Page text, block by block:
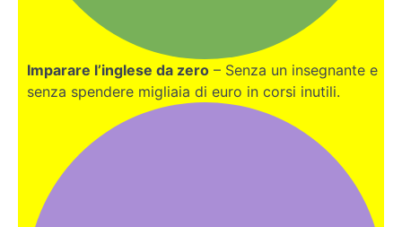
Imparare l’inglese da zero – Senza un insegnante e
senza spendere migliaia di euro in corsi inutili.